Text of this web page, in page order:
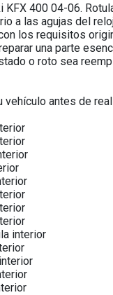
KFX 400 04-06.
a las agujas del
los requisitos
una parte
o roto sea
antes de
interior